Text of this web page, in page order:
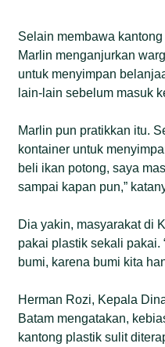
Selain membawa
Marlin menganjurkan
untuk menyimpan
lain-lain sebelum masuk
Marlin pun pratikkan itu.
kontainer untuk
beli ikan potong, saya
sampai kapan pun,”
Dia yakin, masyarakat di
pakai plastik sekali pakai.
bumi, karena bumi kita
Herman Rozi, Kepala
Batam mengatakan,
kantong plastik sulit